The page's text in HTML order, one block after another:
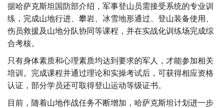
据哈萨克斯坦国防部介绍，军事登山员需接受系统的专业训
练，完成山地行进、攀岩、冰雪地形通过、登山装备使用、
伤员救援及山地分队协同等课程，并在实战化训练场完成综
合考核。
只有身体素质和心理素质均达到要求的军人，才能参加相关
培训。完成课程并通过理论和实操考试后，可获得相应资格
认证，部分学员还可取得登山运动等级证书。
目前，随着山地作战任务不断增加，哈萨克斯坦计划进一步